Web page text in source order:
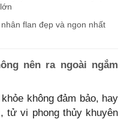
flan đẹp và ngon nhất
nên ra ngoài ngắm
không đảm bảo, hay
tử vi phong thủy khuyên